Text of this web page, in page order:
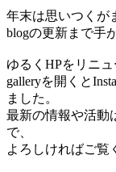
年末は思いつくが
blogの更新まで手
ゆるくHPをリニュ
galleryを開くと
ました。
最新の情報や活動
で、
よろしければご覧